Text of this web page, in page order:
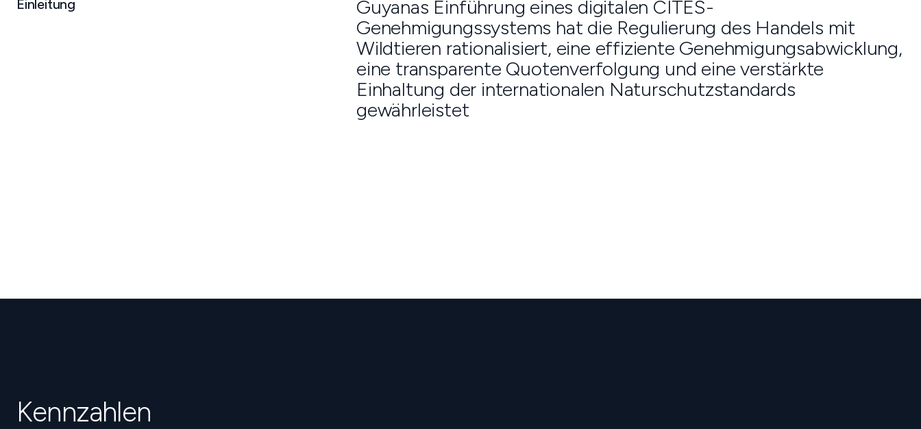
Einleitung
Guyanas Einführung eines digitalen CITES-
Genehmigungssystems hat die Regulierung des Handels mit
Wildtieren rationalisiert, eine effiziente Genehmigungsabwicklung,
eine transparente Quotenverfolgung und eine verstärkte
Einhaltung der internationalen Naturschutzstandards
gewährleistet
Kennzahlen